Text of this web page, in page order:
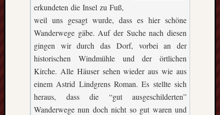
erkundeten die Insel zu Fuß,
weil uns gesagt wurde, dass es hier schöne
Wanderwege gäbe. Auf der Suche nach diesen
gingen wir durch das Dorf, vorbei an der
historischen Windmühle und der örtlichen
Kirche. Alle Häuser sehen wieder aus wie aus
einem Astrid Lindgrens Roman. Es stellte sich
heraus, dass die “gut ausgeschilderten”
Wanderwege nun doch nicht so gut waren und